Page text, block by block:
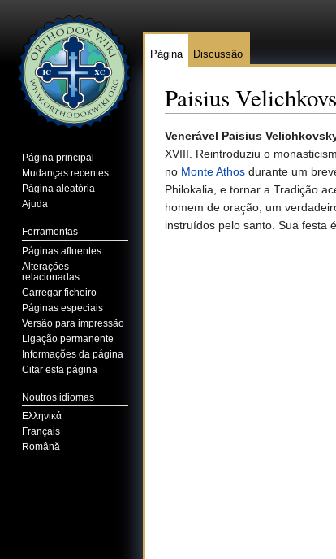
Paisius
Venerável Paisius
XVIII. Reintroduziu o
no Monte Athos durante um
Philokalia, e tornar a Tradição
homem de oração, um
instruídos pelo santo. Sua festa
Página Discussão
Página principal
Mudanças recentes
Página aleatória
Ajuda
Ferramentas
Páginas afluentes
Alterações
relacionadas
Carregar ficheiro
Páginas especiais
Versão para impressão
Ligação permanente
Informações da página
Citar esta página
Noutros idiomas
Ελληνικά
Français
Română